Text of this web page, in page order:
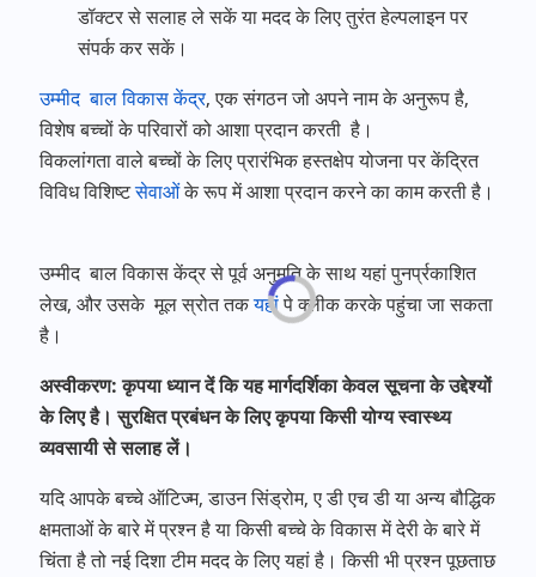
डॉक्टर से सलाह ले सकें या मदद के लिए तुरंत हेल्पलाइन पर
संपर्क कर सकें।
उम्मीद बाल विकास केंद्र, एक संगठन जो अपने नाम के अनुरूप है,
विशेष बच्चों के परिवारों को आशा प्रदान करती है।
विकलांगता वाले बच्चों के लिए प्रारंभिक हस्तक्षेप योजना पर केंद्रित
विविध विशिष्टसेवाओंके रूप में आशा प्रदान करने का काम करती है।
उम्मीद बाल विकास केंद्र से पूर्व अनुमति के साथ यहां पुनर्प्रकाशित
लेख, और उसके मूल स्रोत तकयहांपे क्लीक करके पहुंचा जा सकता
है।
अस्वीकरण: कृपया ध्यान दें कि यह मार्गदर्शिका केवल सूचना के उद्देश्यों
के लिए है। सुरक्षित प्रबंधन के लिए कृपया किसी योग्य स्वास्थ्य
व्यवसायी से सलाह लें।
यदि आपके बच्चे ऑटिज्म,डाउन सिंड्रोम,ए डी एच डी या अन्य बौद्धिक
क्षमताओं के बारे में प्रश्न है या किसी बच्चे के विकास में देरी के बारे में
चिंता है तो नई दिशा टीम मदद के लिए यहां है। किसी भी प्रश्न पूछताछ